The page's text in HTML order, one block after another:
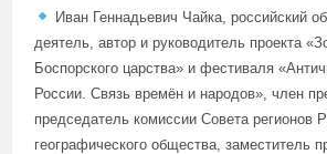
Иван Геннадьевич Чайка, российский
деятель, автор и руководитель проекта
Боспорского царства» и фестиваля
России. Связь времён и народов», член
председатель комиссии Совета регионов
географического общества, заместитель